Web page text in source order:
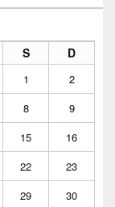
S D
1
2
8
9
15
16
22
23
29
30